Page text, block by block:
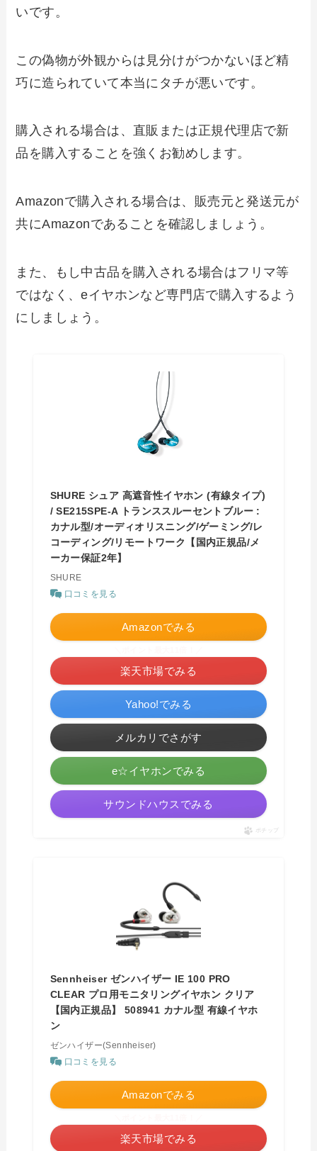
いです。
この偽物が外観からは見分けがつかないほど精
巧に造られていて本当にタチが悪いです。
購入される場合は、 直販または正規代理店で新
品を購入することを強くお勧めします。
Amazonで購入される場合は、販売元と発送元が
共にAmazonであることを確認しましょう。
また、もし中古品を購入される場合はフリマ等
ではなく、eイヤホンなど専門店で購入するよう
にしましょう。
SHURE シュア 高遮音性イヤホン (有線タイプ)
/ SE215SPE-A トランススルーセントブルー :
カナル型/オーディオリスニング/ゲーミング/レ
コーディング/リモートワーク【国内正規品/メ
ーカー保証2年】
SHURE
口コミを見る
Amazonでみる
楽天市場でみる
Yahoo!でみる
メルカリでさがす
e☆イヤホンでみる
サウンドハウスでみる
ポチップ
Sennheiser ゼンハイザー IE 100 PRO
CLEAR プロ用モニタリングイヤホン クリア
【国内正規品】 508941 カナル型 有線イヤホ
ン
ゼンハイザー(Sennheiser)
口コミを見る
Amazonでみる
楽天市場でみる